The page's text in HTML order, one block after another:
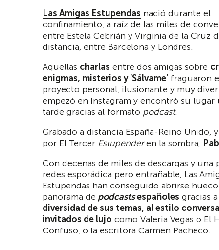
Las Amigas Estupendas nació durante el
confinamiento, a raíz de las miles de
entre Estela Cebrián y Virginia de la Cruz
distancia, entre Barcelona y Londres.
Aquellas charlas entre dos amigas sobre
enigmas, misterios y ‘Sálvame’ fraguaron
proyecto personal, ilusionante y muy
empezó en Instagram y encontró su lugar
tarde gracias al formato podcast.
Grabado a distancia España-Reino Unido,
por El Tercer Estupenderen la sombra,
Con decenas de miles de descargas y una
redes esporádica pero entrañable, Las
Estupendas han conseguido abrirse
panorama de podcastsespañoles gracias
diversidad de sus temas, al estilo
invitados de lujo como Valeria Vegas o El
Confuso, o la escritora Carmen Pacheco.